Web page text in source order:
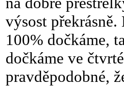
výsost
100% dočkáme,
dočkáme ve
pravděpodobné,